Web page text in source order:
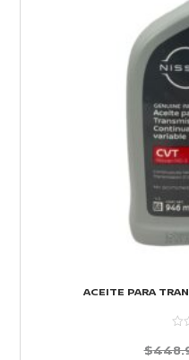
ACEITE PARA
$